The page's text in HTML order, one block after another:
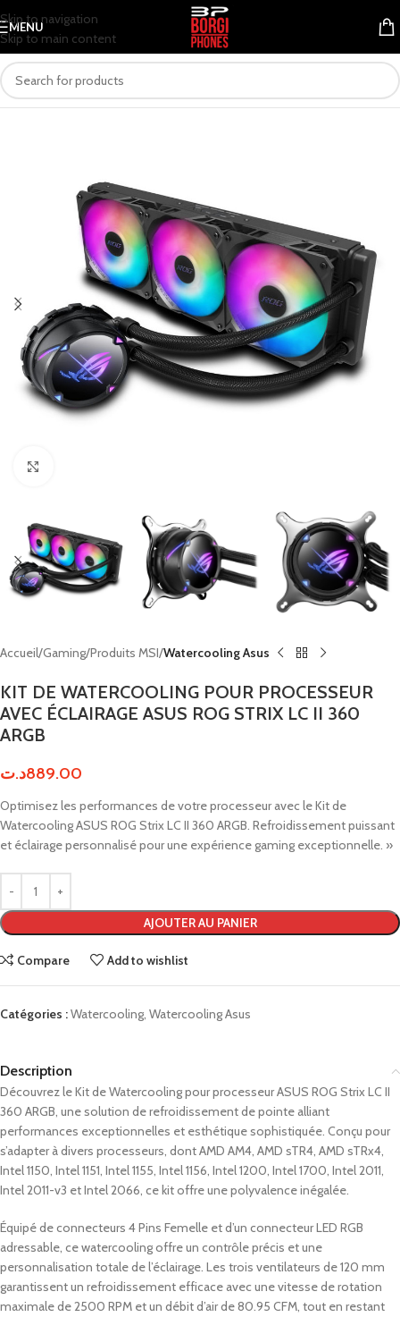
Skip to navigation
Skip to main content
MENU
Accueil Gaming Produits MSI Watercooling Asus
KIT DE WATERCOOLING POUR PROCESSEUR
AVEC ÉCLAIRAGE ASUS ROG STRIX LC II 360
ARGB
889.00د.ت
Optimisez les performances de votre processeur avec le Kit de
Watercooling ASUS ROG Strix LC II 360 ARGB. Refroidissement puissant
et éclairage personnalisé pour une expérience gaming exceptionnelle. »
AJOUTER AU PANIER
Compare Add to wishlist
Catégories :Watercooling, Watercooling Asus
Description
Découvrez le Kit de Watercooling pour processeur ASUS ROG Strix LC II
360 ARGB, une solution de refroidissement de pointe alliant
performances exceptionnelles et esthétique sophistiquée. Conçu pour
s’adapter à divers processeurs, dont AMD AM4, AMD sTR4, AMD sTRx4,
Intel 1150, Intel 1151, Intel 1155, Intel 1156, Intel 1200, Intel 1700, Intel 2011,
Intel 2011-v3 et Intel 2066, ce kit offre une polyvalence inégalée.
Équipé de connecteurs 4 Pins Femelle et d’un connecteur LED RGB
adressable, ce watercooling offre un contrôle précis et une
personnalisation totale de l’éclairage. Les trois ventilateurs de 120 mm
garantissent un refroidissement efficace avec une vitesse de rotation
maximale de 2500 RPM et un débit d’air de 80.95 CFM, tout en restant